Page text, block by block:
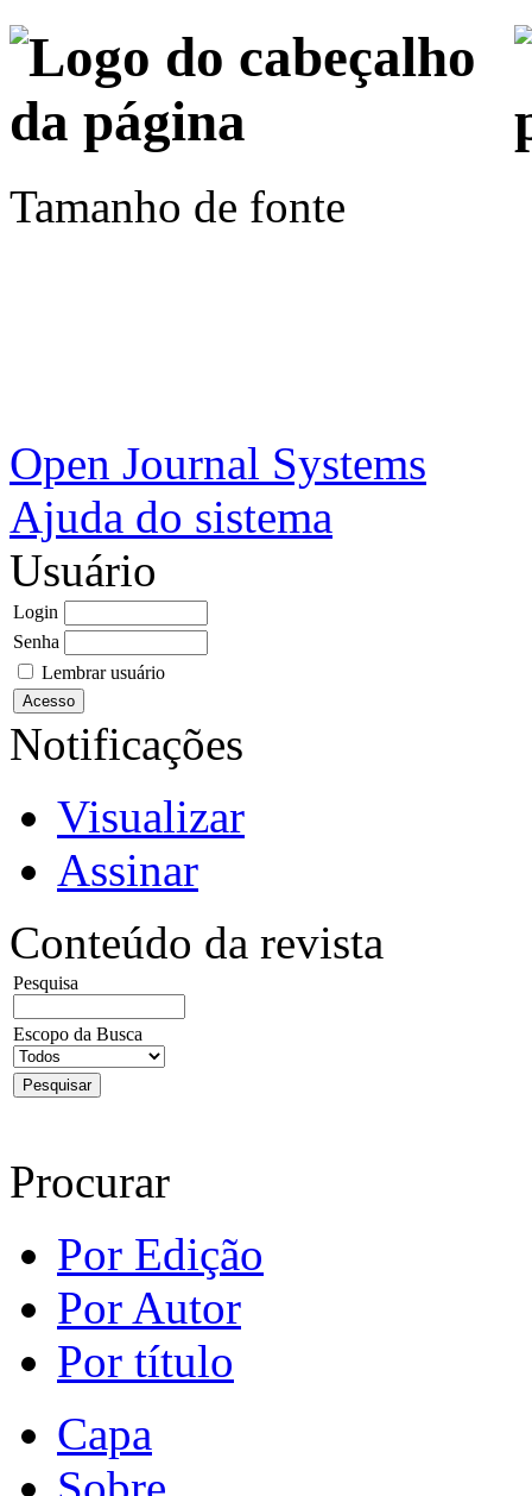
Tamanho de fonte
Open Journal Systems
Ajuda do sistema
Usuário
Login
Senha
Lembrar usuário
Notificações
Visualizar
Assinar
Conteúdo da revista
Pesquisa
Escopo da Busca
Procurar
Por Edição
Por Autor
Por título
Capa